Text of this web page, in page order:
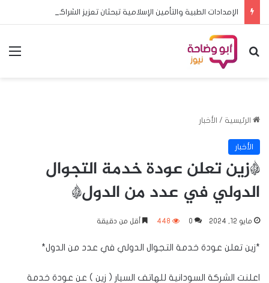
بحث عن
الرئيسية / الأخبار
الأخبار
*زين تعلن عودة خدمة التجوال
الدولي في عدد من الدول*
مايو 12, 2024 0
448 أقل من دقيقة
*زين تعلن عودة خدمة التجوال الدولي في عدد من الدول*
اعلنت الشركة السودانية للهاتف السيار ( زين ) عن عودة خدمة